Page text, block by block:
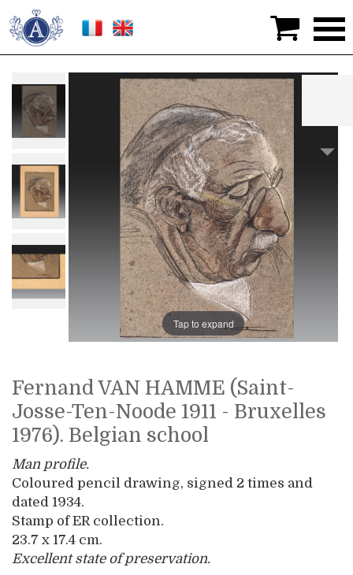
> Graphic arts >
Fernand VAN HAMME
(Saint-Josse-Ten-Noode 1911 - Bruxelles 1976). Belgian school
Tap to expand
Fernand VAN HAMME (Saint-
Josse-Ten-Noode 1911 - Bruxelles
1976). Belgian school
Man profile.
Coloured pencil drawing, signed 2 times and
dated 1934.
Stamp of ER collection.
23.7 x 17.4 cm.
Excellent state of preservation.
